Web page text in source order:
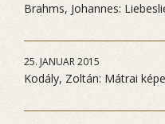
Brahms, Johannes:
25. JANUAR 2015
Kodály, Zoltán: Mátrai